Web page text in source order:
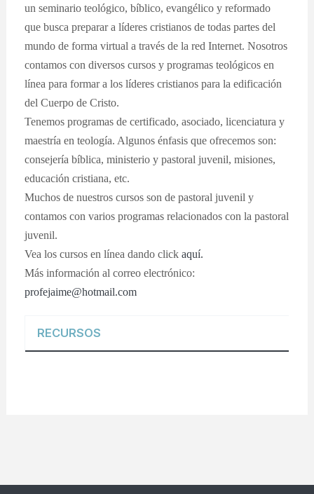
un seminario teológico, bíblico, evangélico y reformado
que busca preparar a líderes cristianos de todas partes del
mundo de forma virtual a través de la red Internet. Nosotros
contamos con diversos cursos y programas teológicos en
línea para formar a los líderes cristianos para la edificación
del Cuerpo de Cristo.
Tenemos programas de certificado, asociado, licenciatura y
maestría en teología. Algunos énfasis que ofrecemos son:
consejería bíblica, ministerio y pastoral juvenil, misiones,
educación cristiana, etc.
Muchos de nuestros cursos son de pastoral juvenil y
contamos con varios programas relacionados con la pastoral
juvenil.
Vea los cursos en línea dando clickaquí.
Más información al correo electrónico:
profejaime@hotmail.com
RECURSOS